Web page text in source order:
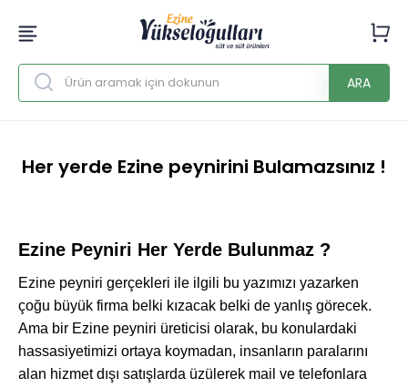
ARA
Her yerde Ezine peynirini Bulamazsınız !
Ezine Peyniri Her Yerde Bulunmaz ?
Ezine peyniri gerçekleri ile ilgili bu yazımızı yazarken
çoğu büyük firma belki kızacak belki de yanlış görecek.
Ama bir Ezine peyniri üreticisi olarak, bu konulardaki
hassasiyetimizi ortaya koymadan, insanların paralarını
alan hizmet dışı satışlarda üzülerek mail ve telefonlara